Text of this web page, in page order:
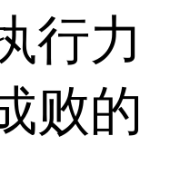
行力
败的